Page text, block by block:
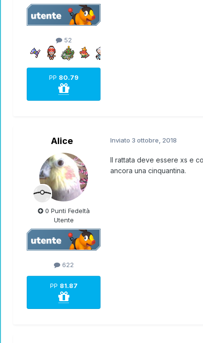
52
PP 80.79
Alice
0 Punti Fedeltà
Utente
622
PP 81.87
Inviato 3 ottobre, 2018
Il rattata deve essere xs e
ancora una cinquantina.